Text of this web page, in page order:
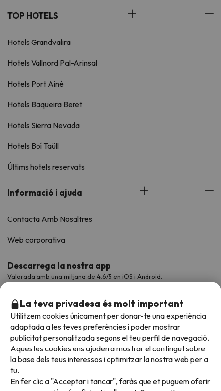
TOP HOTELS
Hotels Grandvalira
Hotels Vallnord Pal-Arinsal
Hotels Port Ainé
Hotels Baqueira Beret
Hotels Sierra Nevada
Hotels Boí Taüll
Últims hotels reservats
Informació i ajuda
Contacta Amb Nosaltres
Web corporativa
Descarrega la nostra app
Valorada amb una mitjana de 4,6/5 en iOS i Android.
Acceptem
La teva privadesa és molt important
Utilitzem cookies únicament per donar-te una experiència
adaptada a les teves preferències i poder mostrar
publicitat personalitzada segons el teu perfil de navegació.
Aquestes cookies ens ajuden a mostrar el contingut sobre
la base dels teus interessos i optimitzar la nostra web per a
tu.
En fer clic a "Acceptar i tancar", faràs que et puguem oferir